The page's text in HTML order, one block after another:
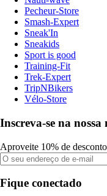
Pecheur-Store
Smash-Expert
Sneak'In
Sneakids
Sport is good
Training-Fit
Trek-Expert
TripNBikers
Vélo-Store
Inscreva-se na nossa
Aproveite 10% de
Fique conectado